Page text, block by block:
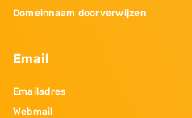
Domeinnaam doorverwijzen
Email
Emailadres
Webmail